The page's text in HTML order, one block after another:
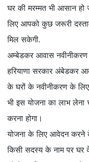
घर की मरम्मत भी आसान हो
लिए आपको कुछ जरूरी
मिल सकेगी.
अम्बेडकर आवास नवीनीकरण
हरियाणा सरकार अंबेडकर
के घरों के नवीनीकरण के
भी इस योजना का लाभ
करना होगा।
योजना के लिए आवेदन करने
किसी सदस्य के नाम पर घर